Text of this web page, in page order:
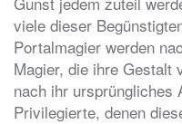
viele dieser
Portalmagier werden
Magier, die ihre Gestalt
nach ihr ursprüngliches
Privilegierte, denen